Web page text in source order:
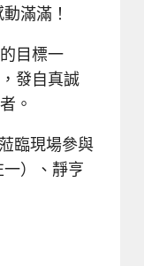
滿滿！
目標一
發自真誠
。
臨現場參與
）、靜亨